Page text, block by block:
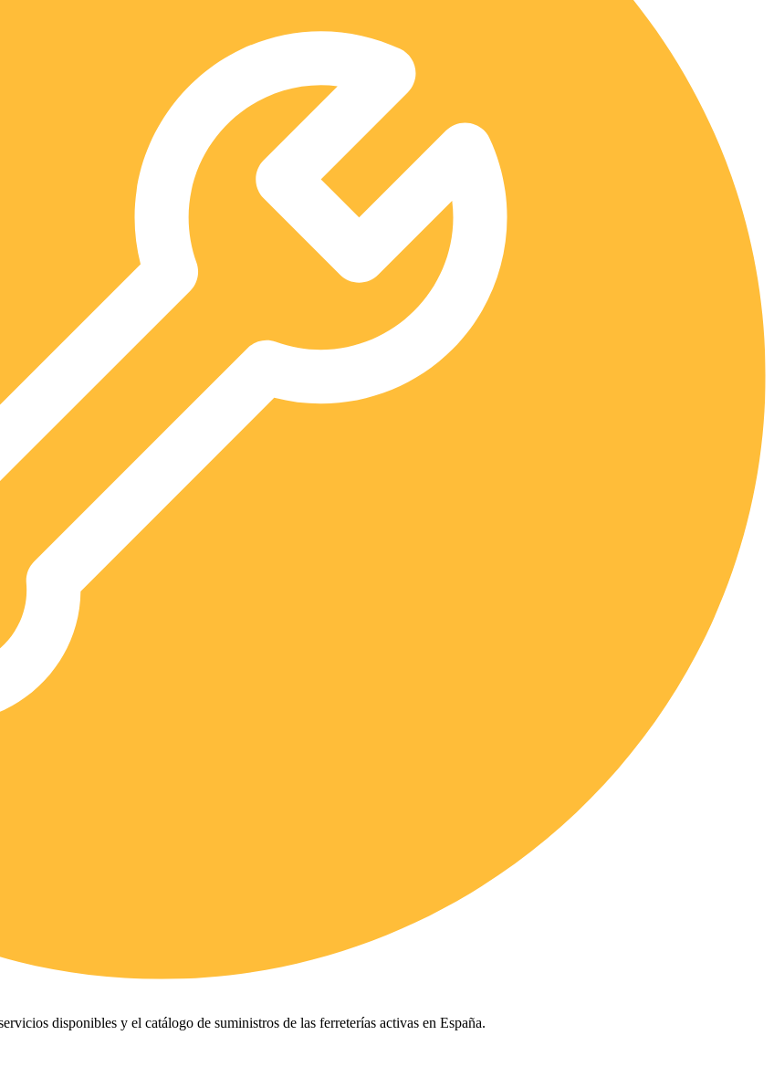
disponibles y el catálogo de suministros de las ferreterías activas en España.